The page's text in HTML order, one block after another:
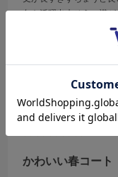
冬も活躍出来そう。襟
イロン入ってるので、
かわいい春コート